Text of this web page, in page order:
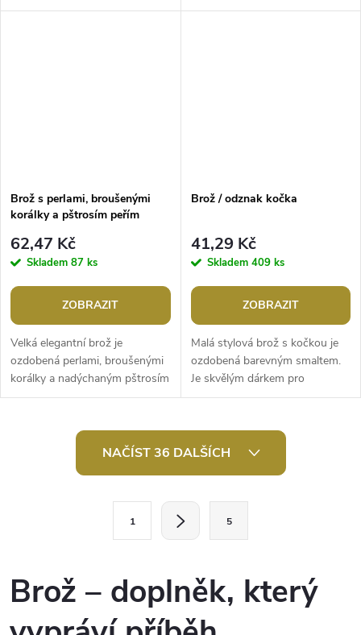
nádech luxusu do vašeho
Tělo má ozdobené imitací
Brož s perlami, broušenými
korálky a pštrosím peřím
62,47 Kč
Skladem 87 ks
ZOBRAZIT
Velká elegantní brož je
ozdobená perlami, broušenými
korálky a nadýchaným pštrosím
peřím. Je naprosto úchvatná,
Brož / odznak kočka
41,29 Kč
Skladem 409 ks
ZOBRAZIT
Malá stylová brož s kočkou je
ozdobená barevným smaltem.
Je skvělým dárkem pro
milovníky těchto domácích
připnout na sako,...
d
a
NAČÍST 36 DALŠÍCH
á
n
k
1 5
Brož – doplněk, který